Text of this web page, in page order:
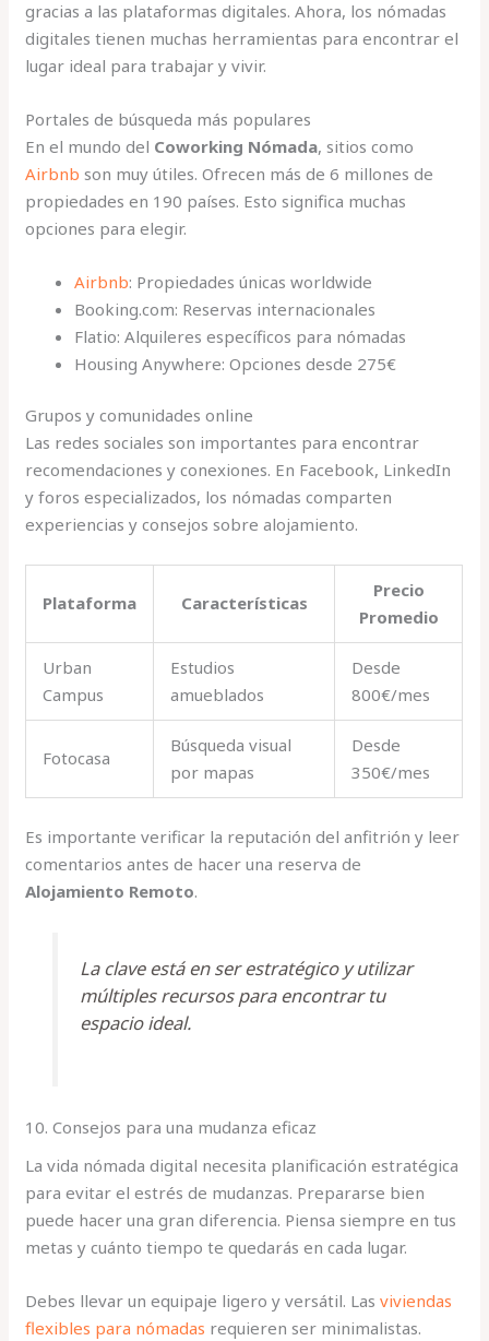
gracias a las plataformas digitales. Ahora, los nómadas
digitales tienen muchas herramientas para encontrar el
lugar ideal para trabajar y vivir.
Portales de búsqueda más populares
En el mundo del Coworking Nómada, sitios como
Airbnb son muy útiles. Ofrecen más de 6 millones de
propiedades en 190 países. Esto significa muchas
opciones para elegir.
Airbnb: Propiedades únicas worldwide
Booking.com: Reservas internacionales
Flatio: Alquileres específicos para nómadas
Housing Anywhere: Opciones desde 275€
Grupos y comunidades online
Las redes sociales son importantes para encontrar
recomendaciones y conexiones. En Facebook, LinkedIn
y foros especializados, los nómadas comparten
experiencias y consejos sobre alojamiento.
Plataforma Características
Precio
Promedio
Urban
Campus
Estudios
amueblados
Desde
800€/mes
Fotocasa
Búsqueda visual
por mapas
Desde
350€/mes
Es importante verificar la reputación del anfitrión y leer
comentarios antes de hacer una reserva de
Alojamiento Remoto.
La clave está en ser estratégico y utilizar
múltiples recursos para encontrar tu
espacio ideal.
10. Consejos para una mudanza eficaz
La vida nómada digital necesita planificación estratégica
para evitar el estrés de mudanzas. Prepararse bien
puede hacer una gran diferencia. Piensa siempre en tus
metas y cuánto tiempo te quedarás en cada lugar.
Debes llevar un equipaje ligero y versátil. Lasviviendas
flexibles para nómadas requieren ser minimalistas.